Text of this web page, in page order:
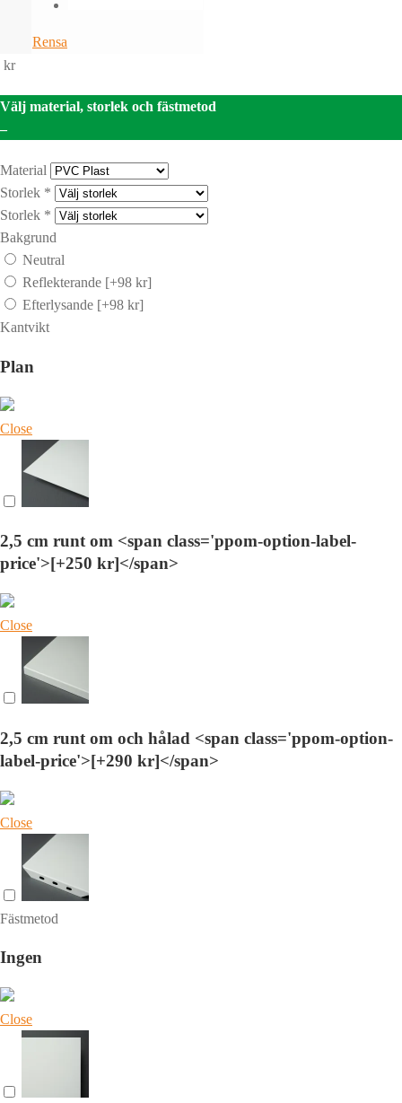
Rensa
kr
Välj material, storlek och fästmetod
–
Material
Storlek *
Storlek *
Bakgrund
Neutral
Reflekterande [+98 kr]
Efterlysande [+98 kr]
Kantvikt
Plan
Close
2,5 cm runt om <span class='ppom-option-label-
price'>[+250 kr]</span>
Close
2,5 cm runt om och hålad <span class='ppom-option-
label-price'>[+290 kr]</span>
Close
Fästmetod
Ingen
Close